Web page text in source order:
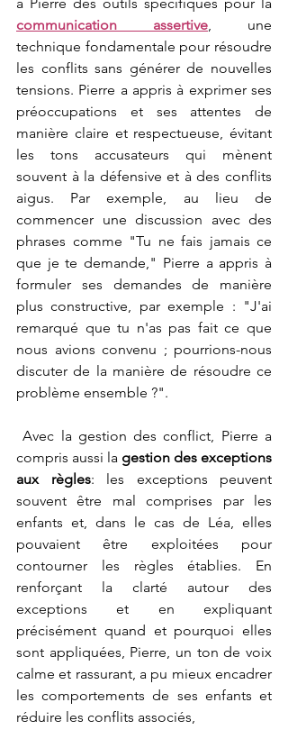
communication assertive , une
technique fondamentale pour résoudre
les conflits sans générer de nouvelles
tensions. Pierre a appris à exprimer ses
préoccupations et ses attentes de
manière claire et respectueuse, évitant
les tons accusateurs qui mènent
souvent à la défensive et à des conflits
aigus. Par exemple, au lieu de
commencer une discussion avec des
phrases comme "Tu ne fais jamais ce
que je te demande," Pierre a appris à
formuler ses demandes de manière
plus constructive, par exemple : "J'ai
remarqué que tu n'as pas fait ce que
nous avions convenu ; pourrions-nous
discuter de la manière de résoudre ce
problème ensemble ?".
Avec la gestion des conflict, Pierre a
compris aussi la gestion des exceptions
aux règles: les exceptions peuvent
souvent être mal comprises par les
enfants et, dans le cas de Léa, elles
pouvaient être exploitées pour
contourner les règles établies. En
renforçant la clarté autour des
exceptions et en expliquant
précisément quand et pourquoi elles
sont appliquées, Pierre, un ton de voix
calme et rassurant, a pu mieux encadrer
les comportements de ses enfants et
réduire les conflits associés,